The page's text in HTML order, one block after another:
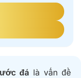
đá là vấn đề